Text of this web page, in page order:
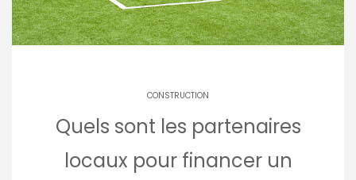
CONSTRUCTION
Quels sont les partenaires
locaux pour financer un